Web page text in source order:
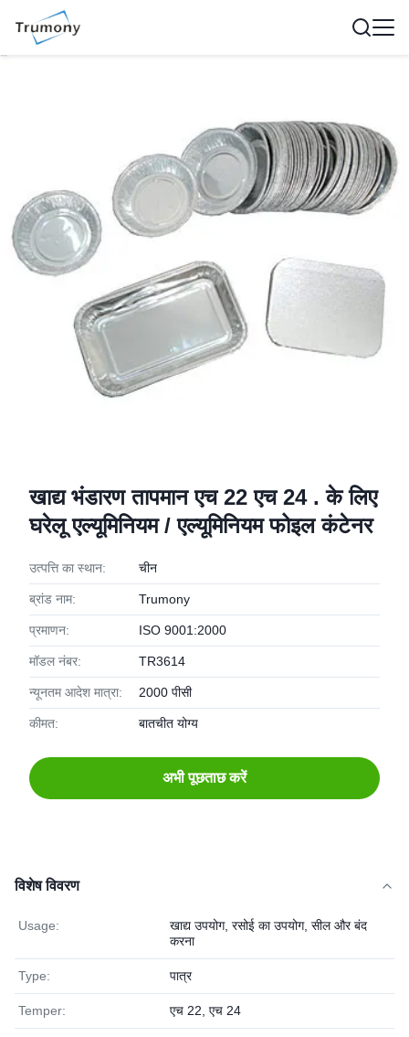
खाद्य भंडारण तापमान एच 22 एच 24 . के लिए
घरेलू एल्यूमिनियम / एल्यूमिनियम फोइल कंटेनर
उत्पत्ति का स्थान: चीन
ब्रांड नाम: Trumony
प्रमाणन: ISO 9001:2000
मॉडल नंबर: TR3614
न्यूनतम आदेश मात्रा: 2000 पीसी
कीमत: बातचीत योग्य
अभी पूछताछ करें
विशेष विवरण
Usage:
खाद्य उपयोग, रसोई का उपयोग, सील और बंद
करना
Type: पात्र
Temper: एच 22, एच 24